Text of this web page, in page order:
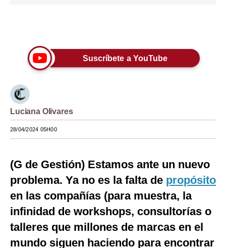
Lujo
Moda
Estilos
México
España
Internacional
Tecnología
Suscríbete a YouTube
Luciana Olivares
28/04/2024 05H00
(G de Gestión) Estamos ante un nuevo
problema. Ya no es la falta de propósito
en las compañías (para muestra, la
infinidad de workshops, consultorías o
talleres que millones de marcas en el
mundo siguen haciendo para encontrar